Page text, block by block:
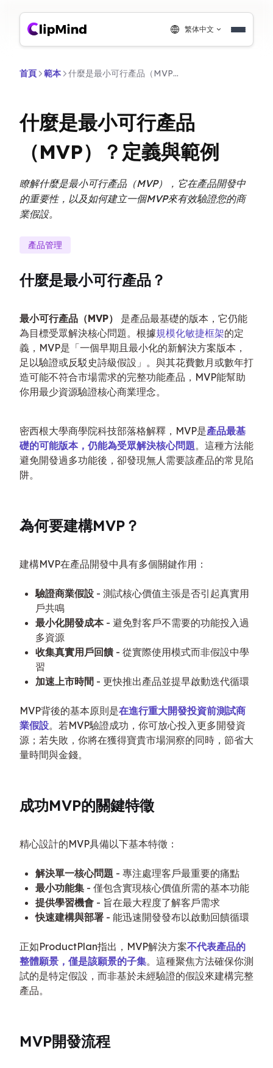
繁体中文
首頁 範本 什麼是最小可行產品（MVP）？定義與範例
什麼是最小可行產品
（MVP）？定義與範例
瞭解什麼是最小可行產品（MVP），它在產品開發中
的重要性，以及如何建立一個MVP來有效驗證您的商
業假設。
產品管理
什麼是最小可行產品？
最小可行產品（MVP）
是產品最基礎的版本，它仍能
為目標受眾解決核心問題。根據規模化敏捷框架的定
義，MVP是「一個早期且最小化的新解決方案版本，
足以驗證或反駁史詩級假設」。與其花費數月或數年打
造可能不符合市場需求的完整功能產品，MVP能幫助
你用最少資源驗證核心商業理念。
密西根大學商學院科技部落格解釋，MVP是產品最基
礎的可能版本，仍能為受眾解決核心問題。這種方法能
避免開發過多功能後，卻發現無人需要該產品的常見陷
阱。
為何要建構MVP？
建構MVP在產品開發中具有多個關鍵作用：
驗證商業假設 - 測試核心價值主張是否引起真實用
戶共鳴
最小化開發成本- 避免對客戶不需要的功能投入過
多資源
收集真實用戶回饋- 從實際使用模式而非假設中學
習
加速上市時間 - 更快推出產品並提早啟動迭代循環
MVP背後的基本原則是在進行重大開發投資前測試商
業假設。若MVP驗證成功，你可放心投入更多開發資
源；若失敗，你將在獲得寶貴市場洞察的同時，節省大
量時間與金錢。
成功MVP的關鍵特徵
精心設計的MVP具備以下基本特徵：
解決單一核心問題 - 專注處理客戶最重要的痛點
最小功能集 - 僅包含實現核心價值所需的基本功能
提供學習機會 - 旨在最大程度了解客戶需求
快速建構與部署 - 能迅速開發發布以啟動回饋循環
正如ProductPlan指出，MVP解決方案不代表產品的
整體願景，僅是該願景的子集。這種聚焦方法確保你測
試的是特定假設，而非基於未經驗證的假設來建構完整
產品。
MVP開發流程